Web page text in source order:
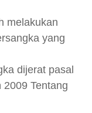
melakukan
yang
dijerat pasal
2009 Tentang